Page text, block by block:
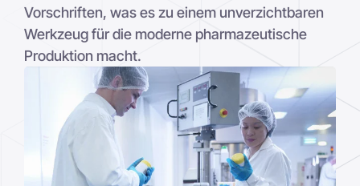
Vorschriften, was es zu einem unverzichtbaren
Werkzeug für die moderne pharmazeutische
Produktion macht.